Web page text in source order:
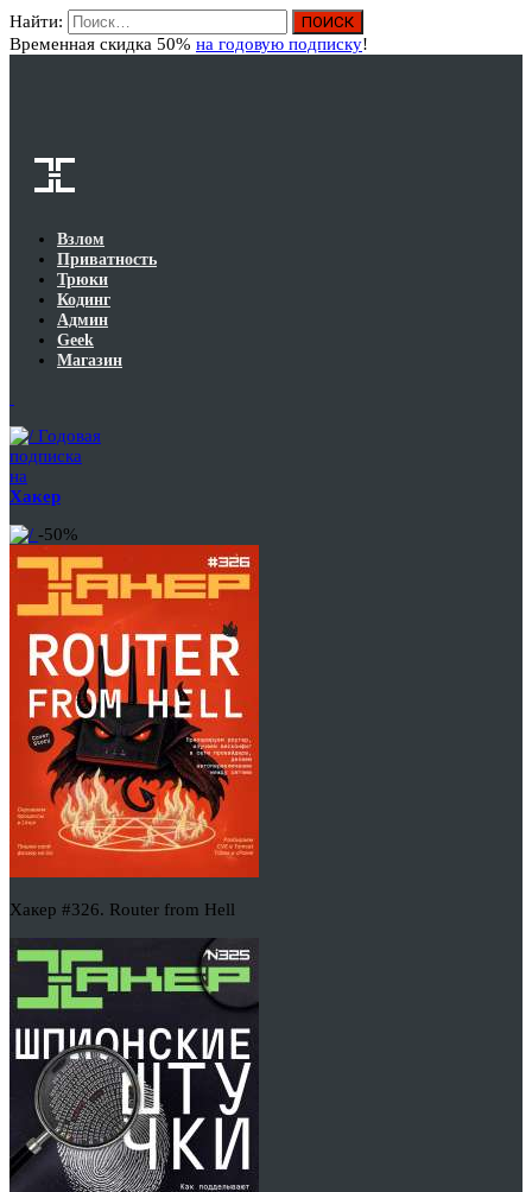
Найти:
Временная скидка 50% на годовую подписку!
Взлом
Приватность
Трюки
Кодинг
Админ
Geek
Магазин
Годовая
подписка
на
Хакер
-50%
Хакер #326. Router from Hell